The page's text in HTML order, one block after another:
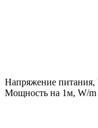
Напряжение питания,
Мощность на 1м, W/m